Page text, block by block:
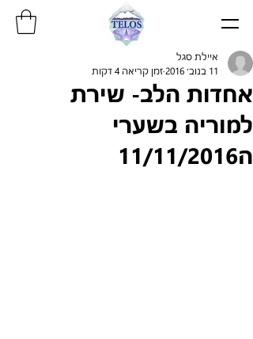
אחדות הלב- שירת
למוריה בשערי
ה11/11/2016
איילת סגל
11 בנוב׳ 2016
זמן קריאה 4 דקות